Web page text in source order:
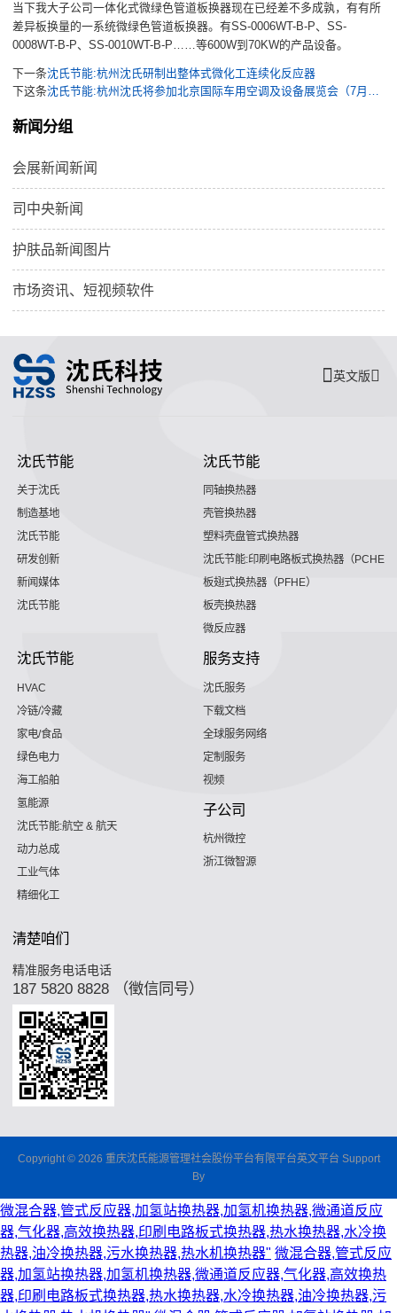
当下我大子公司一体化式微绿色管道板换器现在已经差不多成孰，有有所
差异板换量的一系统微绿色管道板换器。有SS-0006WT-B-P、SS-
0008WT-B-P、SS-0010WT-B-P……等600W到70KW的产品设备。
下一条沈氏节能:杭州沈氏研制出整体式微化工连续化反应器
下这条
沈氏节能:杭州沈氏将参加北京国际车用空调及设备展览会（7月19-21日）
新闻分组
会展新闻新闻
司中央新闻
护肤品新闻图片
市场资讯、短视频软件
英文版
沈氏节能
关于沈氏
制造基地
沈氏节能
研发创新
新闻媒体
沈氏节能
沈氏节能
同轴换热器
壳管换热器
塑料壳盘管式换热器
沈氏节能:印刷电路板式换热器（PCHE）
板翅式换热器（PFHE）
板壳换热器
微反应器
沈氏节能
HVAC
冷链/冷藏
家电/食品
绿色电力
海工船舶
氢能源
沈氏节能:航空 & 航天
动力总成
工业气体
精细化工
服务支持
沈氏服务
下载文档
全球服务网络
定制服务
视频
子公司
杭州微控
浙江微智源
清楚咱们
精准服务电话电话
187 5820 8828 （徵信同号）
Copyright © 2026 重庆沈氏能源管理社会股份平台有限平台英文平台 Support
By
微混合器,管式反应器,加氢站换热器,加氢机换热器,微通道反应
器,气化器,高效换热器,印刷电路板式换热器,热水换热器,水冷换
热器,油冷换热器,污水换热器,热水机换热器" 微混合器,管式反应
器,加氢站换热器,加氢机换热器,微通道反应器,气化器,高效换热
器,印刷电路板式换热器,热水换热器,水冷换热器,油冷换热器,污